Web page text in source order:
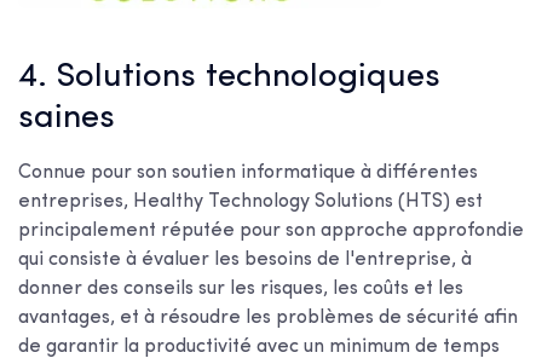
4. Solutions technologiques
saines
Connue pour son soutien informatique à différentes
entreprises, Healthy Technology Solutions (HTS) est
principalement réputée pour son approche approfondie
qui consiste à évaluer les besoins de l'entreprise, à
donner des conseils sur les risques, les coûts et les
avantages, et à résoudre les problèmes de sécurité afin
de garantir la productivité avec un minimum de temps